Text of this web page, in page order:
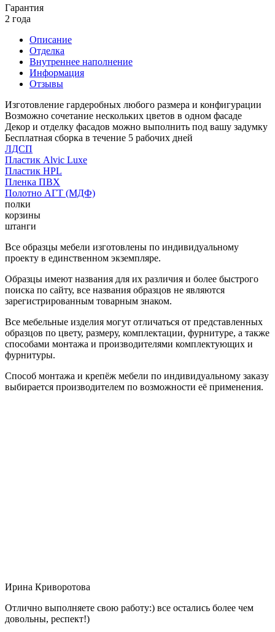
Гарантия
2 года
Описание
Отделка
Внутреннее наполнение
Информация
Отзывы
Изготовление гардеробных любого размера и конфигурации
Возможно сочетание нескольких цветов в одном фасаде
Декор и отделку фасадов можно выполнить под вашу задумку
Бесплатная сборка в течение 5 рабочих дней
ЛДСП
Пластик Alvic Luxe
Пластик HPL
Пленка ПВХ
Полотно АГТ (МДФ)
полки
корзины
штанги
Все образцы мебели изготовлены по индивидуальному
проекту в единственном экземпляре.
Образцы имеют названия для их различия и более быстрого
поиска по сайту, все названия образцов не являются
зарегистрированным товарным знаком.
Все мебельные изделия могут отличаться от представленных
образцов по цвету, размеру, комплектации, фурнитуре, а также
способами монтажа и производителями комплектующих и
фурнитуры.
Способ монтажа и крепёж мебели по индивидуальному заказу
выбирается производителем по возможности её применения.
Ирина Криворотова
Отлично выполняете свою работу:) все остались более чем
довольны, респект!)